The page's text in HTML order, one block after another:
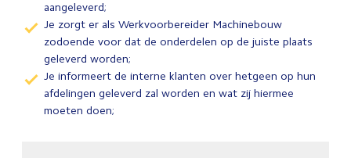
aangeleverd;
Je zorgt er als Werkvoorbereider Machinebouw
zodoende voor dat de onderdelen op de juiste plaats
geleverd worden;
Je informeert de interne klanten over hetgeen op hun
afdelingen geleverd zal worden en wat zij hiermee
moeten doen;